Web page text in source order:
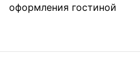
оформления гостиной